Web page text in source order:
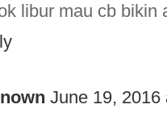
libur mau cb bikin
June 19, 2016